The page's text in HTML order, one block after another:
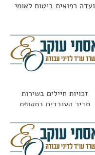
ועדה רפואית ביטוח לאומי
זכויות חיילים בשירות
סדיר העובדים בתקופת